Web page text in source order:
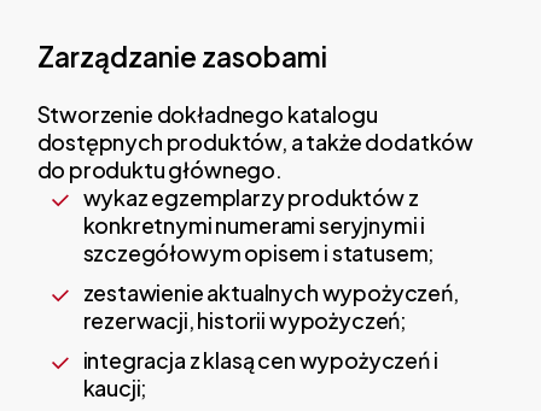
Zarządzanie zasobami
Stworzenie dokładnego katalogu
dostępnych produktów, a także dodatków
do produktu głównego.
wykaz egzemplarzy produktów z
konkretnymi numerami seryjnymi i
szczegółowym opisem i statusem;
zestawienie aktualnych wypożyczeń,
rezerwacji, historii wypożyczeń;
integracja z klasą cen wypożyczeń i
kaucji;